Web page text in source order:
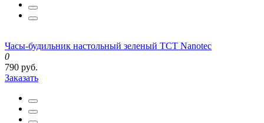
Часы-будильник настольный зеленый TCT Nanotec
0
790 руб.
Заказать